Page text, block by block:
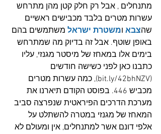
מתנחלים , אבל רק חלק קטן מהן מתרחש
עשרות מטרים בלבד מכבישים ראשיים
שהצבא ומשטרת ישראל משתמשים בהם
באופן שוטף. אבל זה בדיוק מה שמתרחש
בימים אלו במאחז של מיסטר מגנזי, עליו
כתבנו כאן לפני כשישה חודשים
(
bit.ly/42bhNZV), כמה עשרות מטרים
מכביש 446. בפוסט הקודם תיארנו את
מערכת הדרכים הפיראטית שנפרצה סביב
המאחז של מגנזי במטרה להשתלט על
אלפי דונם אשר למתנחלים, אין ומעולם לא